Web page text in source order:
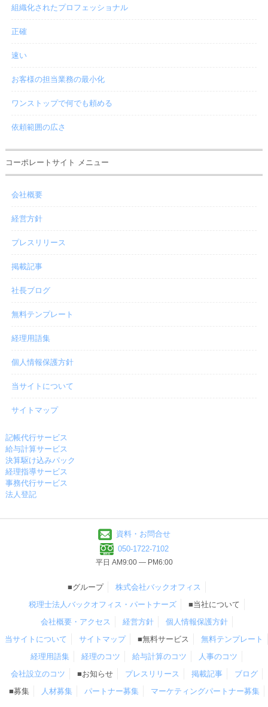
組織化されたプロフェッショナル
正確
速い
お客様の担当業務の最小化
ワンストップで何でも頼める
依頼範囲の広さ
コーポレートサイト メニュー
会社概要
経営方針
プレスリリース
掲載記事
社長ブログ
無料テンプレート
経理用語集
個人情報保護方針
当サイトについて
サイトマップ
記帳代行サービス
給与計算サービス
決算駆け込みパック
経理指導サービス
事務代行サービス
法人登記
資料・お問合せ
050-1722-7102
平日 AM9:00 ― PM6:00
■グループ
株式会社バックオフィス
税理士法人バックオフィス・パートナーズ
■当社について
会社概要・アクセス
経営方針
個人情報保護方針
当サイトについて
サイトマップ ■無料サービス
無料テンプレート
経理用語集
経理のコツ 給与計算のコツ
人事のコツ
会社設立のコツ
■お知らせ プレスリリース 掲載記事
ブログ
■募集
人材募集 パートナー募集 マーケティングパートナー募集